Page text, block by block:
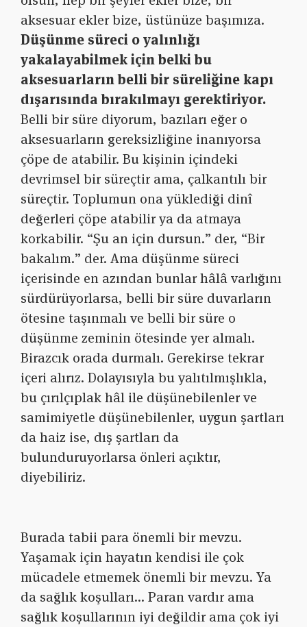
aksesuar ekler bize, üstünüze başımıza.
Düşünme süreci o yalınlığı
yakalayabilmek için belki bu
aksesuarların belli bir süreliğine kapı
dışarısında bırakılmayı gerektiriyor.
Belli bir süre diyorum, bazıları eğer o
aksesuarların gereksizliğine inanıyorsa
çöpe de atabilir. Bu kişinin içindeki
devrimsel bir süreçtir ama, çalkantılı bir
süreçtir. Toplumun ona yüklediği dinî
değerleri çöpe atabilir ya da atmaya
korkabilir. “Şu an için dursun.” der, “Bir
bakalım.” der. Ama düşünme süreci
içerisinde en azından bunlar hâlâ varlığını
sürdürüyorlarsa, belli bir süre duvarların
ötesine taşınmalı ve belli bir süre o
düşünme zeminin ötesinde yer almalı.
Birazcık orada durmalı. Gerekirse tekrar
içeri alırız. Dolayısıyla bu yalıtılmışlıkla,
bu çırılçıplak hâl ile düşünebilenler ve
samimiyetle düşünebilenler, uygun şartları
da haiz ise, dış şartları da
bulunduruyorlarsa önleri açıktır,
diyebiliriz.
Burada tabii para önemli bir mevzu.
Yaşamak için hayatın kendisi ile çok
mücadele etmemek önemli bir mevzu. Ya
da sağlık koşulları… Paran vardır ama
sağlık koşullarının iyi değildir ama çok iyi